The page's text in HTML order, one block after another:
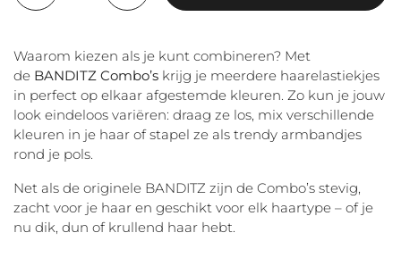
Waarom kiezen als je kunt combineren? Met
de BANDITZ Combo’s krijg je meerdere haarelastiekjes
in perfect op elkaar afgestemde kleuren. Zo kun je jouw
look eindeloos variëren: draag ze los, mix verschillende
kleuren in je haar of stapel ze als trendy armbandjes
rond je pols.
Net als de originele BANDITZ zijn de Combo’s stevig,
zacht voor je haar en geschikt voor elk haartype – of je
nu dik, dun of krullend haar hebt.